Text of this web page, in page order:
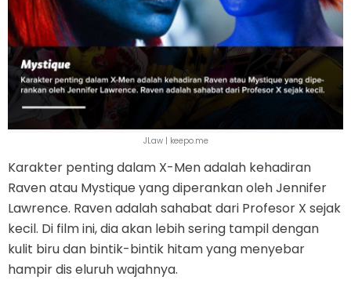
JLaw | keepo.me
Karakter penting dalam X-Men adalah kehadiran
Raven atau Mystique yang diperankan oleh Jennifer
Lawrence. Raven adalah sahabat dari Profesor X sejak
kecil. Di film ini, dia akan lebih sering tampil dengan
kulit biru dan bintik-bintik hitam yang menyebar
hampir dis eluruh wajahnya.